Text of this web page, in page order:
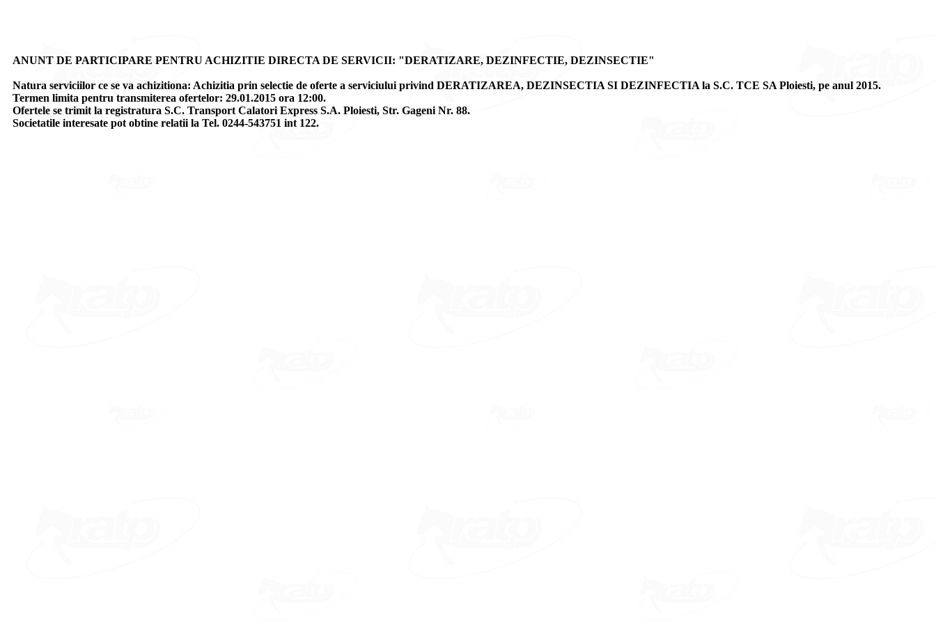
ANUNT DE PARTICIPARE PENTRU ACHIZITIE DIRECTA DE SERVICII: "DERATIZARE, DEZINFECTIE, DEZINSECTIE"
Natura serviciilor ce se va achizitiona: Achizitia prin selectie de oferte a serviciului privind DERATIZAREA, DEZINSECTIA SI DEZINFECTIA la S.C. TCE SA Ploiesti, pe anul 2015.
Termen limita pentru transmiterea ofertelor: 29.01.2015 ora 12:00.
Ofertele se trimit la registratura S.C. Transport Calatori Express S.A. Ploiesti, Str. Gageni Nr. 88.
Societatile interesate pot obtine relatii la Tel. 0244-543751 int 122.